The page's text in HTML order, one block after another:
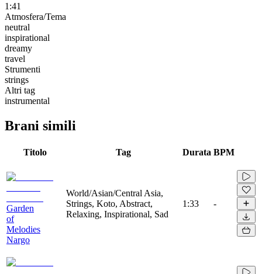
1:41
Atmosfera/Tema
neutral
inspirational
dreamy
travel
Strumenti
strings
Altri tag
instrumental
Brani simili
Titolo Tag Durata BPM
Garden
of
Melodies
Nargo
World/Asian/Central Asia,
Strings, Koto, Abstract,
Relaxing, Inspirational, Sad
1:33 -